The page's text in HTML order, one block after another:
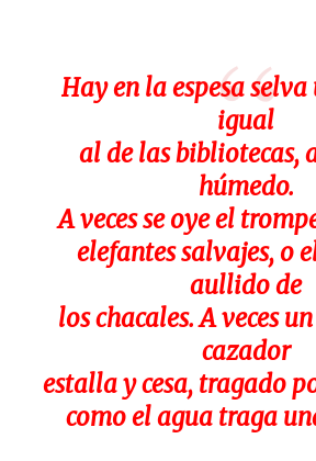
Hay en la espesa
igual
al de las bibliotecas,
húmedo.
A veces se oye el
elefantes salvajes, o
aullido de
los chacales. A veces
cazador
estalla y cesa, tragado
como el agua traga